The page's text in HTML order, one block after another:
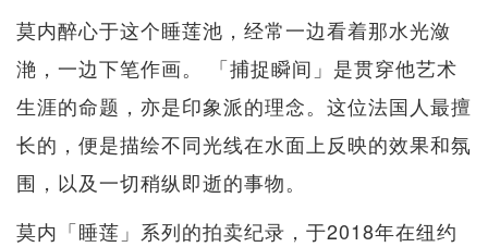
莫内醉心于这个睡莲池，经常一边看着那水光潋
滟，一边下笔作画。 「捕捉瞬间」是贯穿他艺术
生涯的命题，亦是印象派的理念。这位法国人最擅
长的，便是描绘不同光线在水面上反映的效果和氛
围，以及一切稍纵即逝的事物。
莫内「睡莲」系列的拍卖纪录，于2018年在纽约